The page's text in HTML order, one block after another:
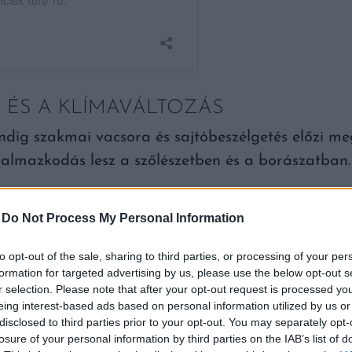
Do Not Process My Personal Information
opt-out of the sale, sharing to third parties, or processing of your
for targeted advertising by us, please use the below opt-out
selection. Please note that after your opt-out request is processed
interest-based ads based on personal information utilized by us
to third parties prior to your opt-out. You may separately
of your personal information by third parties on the IAB’s list of
A KLÍMAVÁLTOZÁS
szakmai vacsora és sajtóbeszélgetés előzi
lesz a szőlészetben és a
lehet nevezni egy évjáratot, akkor a 2024-es az
aki időben szüretelt és a borászati feladatokat
olaszrizlingek születtek. Nem mondom, hogy
nem jelenti azt, hogy nem kell
módszerek felülvizsgálatáról. Úgy
a borászati részt, az előbbieket viszont